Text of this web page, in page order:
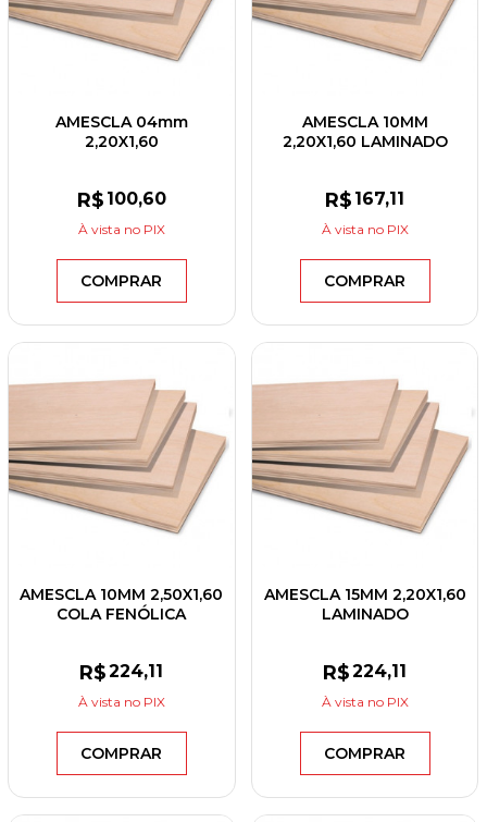
AMESCLA 04mm
2,20X1,60
R$ 100,60
À vista no PIX
COMPRAR
AMESCLA 10MM
2,20X1,60 LAMINADO
R$ 167,11
À vista no PIX
COMPRAR
AMESCLA 10MM 2,50X1,60
COLA FENÓLICA
R$224,11
À vista no PIX
COMPRAR
AMESCLA 15MM 2,20X1,60
LAMINADO
R$224,11
À vista no PIX
COMPRAR